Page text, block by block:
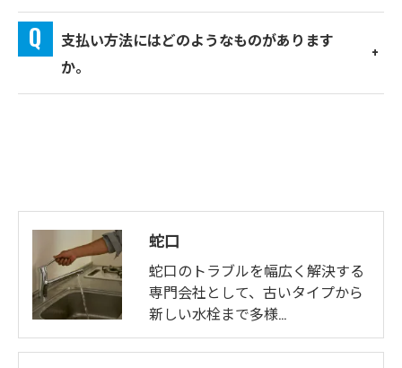
支払い方法にはどのようなものがあります
か。
蛇口
蛇口のトラブルを幅広く解決する
専門会社として、古いタイプから
新しい水栓まで多様…